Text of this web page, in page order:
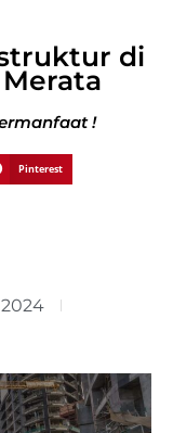
di
!
Pinterest